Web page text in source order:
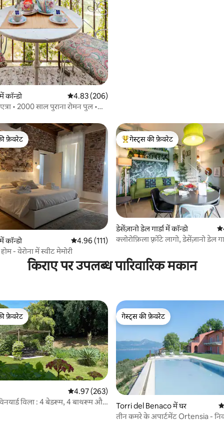
कॉन्डो औसत रेटिंग 5 में से 4.83, 206 समीक्षाएँ
4.83 (206)
• 2000 साल पुराना रोमन पुल •
फ़ेवरेट
फ़ेवरेट
कॉन्डो औसत रेटिंग 5 में से 4.96, 111 समीक्षाएँ
4.96 (111)
- वेरोना में स्वीट मेमोरी
गेस्ट्स का टॉप फ़ेवरेट
गेस्ट्स की फ़ेवरेट
डेसेंज़ानो डेल गार्डा में कॉन्डो
क्लोरोफ़िला फ़्रोंटे लागो, डेसेंज़ानो डेल
किराए पर उपलब्ध पारिवारिक मकान
फ़ेवरेट
फ़ेवरेट
औसत रेटिंग 5 में से 4.97, 263 समीक्षाएँ
4.97 (263)
विला : 4 बेडरूम, 4 बाथरूम और
गेस्ट्स की फ़ेवरेट
गेस्ट्स की फ़ेवरेट
Torri del Benaco में घर
तीन कमरे के अपार्टमेंट Ortensia -